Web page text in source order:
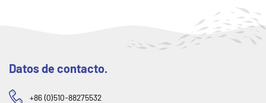
Datos de contacto.
+86 (0)510-88275532